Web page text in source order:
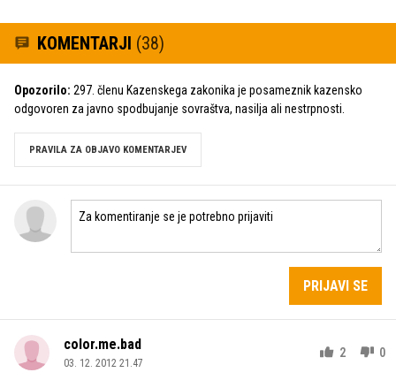
KOMENTARJI (38)
Opozorilo: 297. členu Kazenskega zakonika je posameznik kazensko
odgovoren za javno spodbujanje sovraštva, nasilja ali nestrpnosti.
PRAVILA ZA OBJAVO KOMENTARJEV
PRIJAVI SE
color.me.bad
03. 12. 2012 21.47
2 0